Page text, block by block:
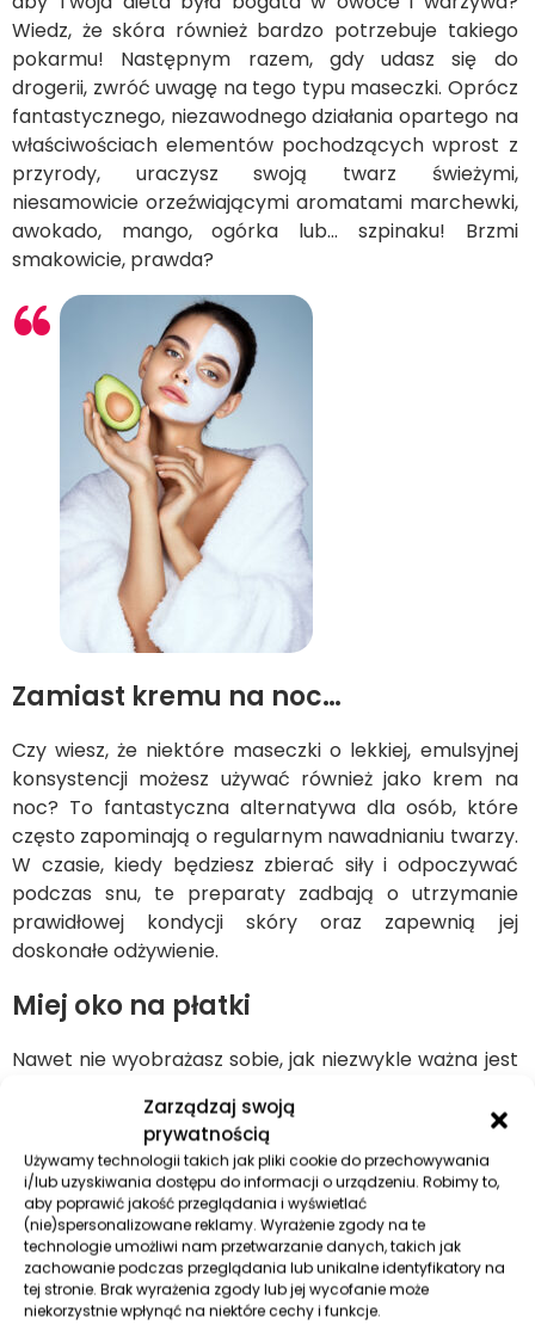
Zarządzaj swoją
prywatnością
Używamy technologii takich jak pliki cookie do przechowywania
i/lub uzyskiwania dostępu do informacji o urządzeniu. Robimy to,
aby poprawić jakość przeglądania i wyświetlać
(nie)spersonalizowane reklamy. Wyrażenie zgody na te
technologie umożliwi nam przetwarzanie danych, takich jak
zachowanie podczas przeglądania lub unikalne identyfikatory na
tej stronie. Brak wyrażenia zgody lub jej wycofanie może
niekorzystnie wpłynąć na niektóre cechy i funkcje.
Wiedz, że skóra również bardzo potrzebuje takiego
pokarmu! Następnym razem, gdy udasz się do
drogerii, zwróć uwagę na tego typu maseczki. Oprócz
fantastycznego, niezawodnego działania opartego na
właściwościach elementów pochodzących wprost z
przyrody, uraczysz swoją twarz świeżymi,
niesamowicie orzeźwiającymi aromatami marchewki,
awokado, mango, ogórka lub… szpinaku! Brzmi
smakowicie, prawda?
Zamiast kremu na noc…
Czy wiesz, że niektóre maseczki o lekkiej, emulsyjnej
konsystencji możesz używać również jako krem na
noc? To fantastyczna alternatywa dla osób, które
często zapominają o regularnym nawadnianiu twarzy.
W czasie, kiedy będziesz zbierać siły i odpoczywać
podczas snu, te preparaty zadbają o utrzymanie
prawidłowej kondycji skóry oraz zapewnią jej
doskonałe odżywienie.
Miej oko na płatki
Nawet nie wyobrażasz sobie, jak niezwykle ważna jest
Prawidłowe nawilżenie i wygładzenie tych okolic
sprawi, że będziesz mogła skutecznie opóźnić proces
starzenia oraz wstrzymać pogłębianie zmarszczek
mimicznych. Płatki pod oczy powinny przede
wszystkim charakteryzować się wysoką zawartością
składników aktywnych, takich jak kwas hialuronowy,
kolagen czy też kompleksy witamin i minerałów. Z tyłu
saszetki niemal zawsze jest zawarta informacja o